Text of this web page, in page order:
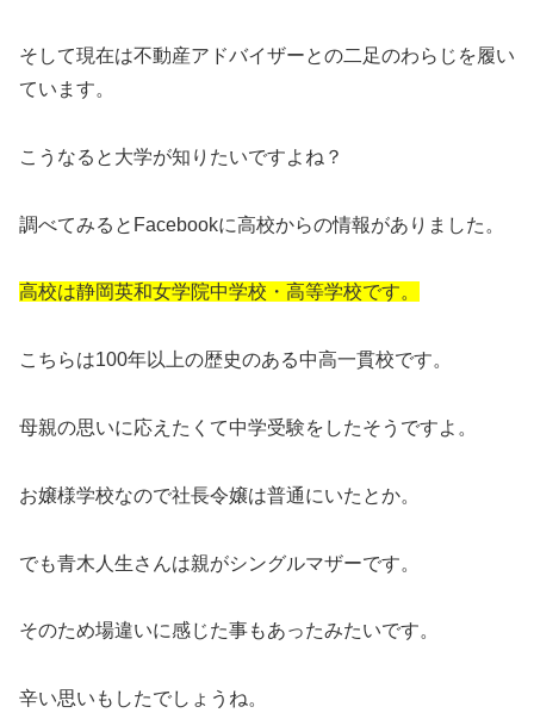
そして現在は不動産アドバイザーとの二足のわらじを履い
ています。
こうなると大学が知りたいですよね？
調べてみるとFacebookに高校からの情報がありました。
高校は静岡英和女学院中学校・高等学校です。
こちらは100年以上の歴史のある中高一貫校です。
母親の思いに応えたくて中学受験をしたそうですよ。
お嬢様学校なので社長令嬢は普通にいたとか。
でも青木人生さんは親がシングルマザーです。
そのため場違いに感じた事もあったみたいです。
辛い思いもしたでしょうね。